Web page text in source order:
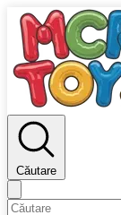
Căutare